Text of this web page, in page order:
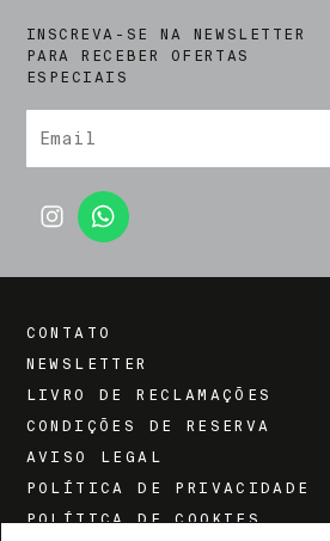
INSCREVA-SE NA NEWSLETTER
PARA RECEBER OFERTAS
ESPECIAIS
CONTATO
NEWSLETTER
LIVRO DE RECLAMAÇÕES
CONDIÇÕES DE RESERVA
AVISO LEGAL
POLÍTICA DE PRIVACIDADE
POLÍTICA DE COOKIES